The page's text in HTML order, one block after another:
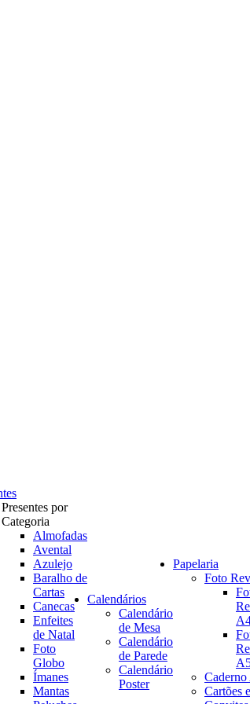
Presentes por
Categoria
Almofadas
Avental
Azulejo
Baralho de
Cartas
Canecas
Enfeites
de Natal
Foto
Globo
Ímanes
Mantas
Calendários
Calendário
de Mesa
Calendário
de Parede
Calendário
Poster
Papelaria
Foto
Cartões e